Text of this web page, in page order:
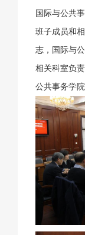
国际与公共
班子成员和
志，国际与
相关科室负
公共事务学